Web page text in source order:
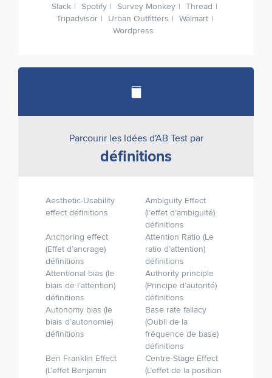
Slack
Spotify Survey Monkey
Thread
Tripadvisor
Urban Outfitters
Walmart
Wordpress
Parcourir les Idées d'AB Test par
définitions
Aesthetic-Usability
effect définitions
Ambiguity Effect
(l’effet d’ambiguïté)
définitions
Anchoring effect
(Effet d’ancrage)
définitions
Attention Ratio (Le
ratio d’attention)
définitions
Attentional bias (le
biais de l’attention)
définitions
Authority principle
(Principe d’autorité)
définitions
Autonomy bias (le
biais d’autonomie)
définitions
Base rate fallacy
(Oubli de la
fréquence de base)
définitions
Ben Franklin Effect
(L’effet Benjamin
Centre-Stage Effect
(L’effet de la position